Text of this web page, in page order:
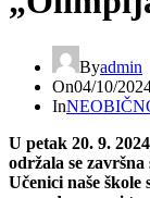
Byadmin
On04/10/
In
U petak 20. 9.
održala se
Učenici naše